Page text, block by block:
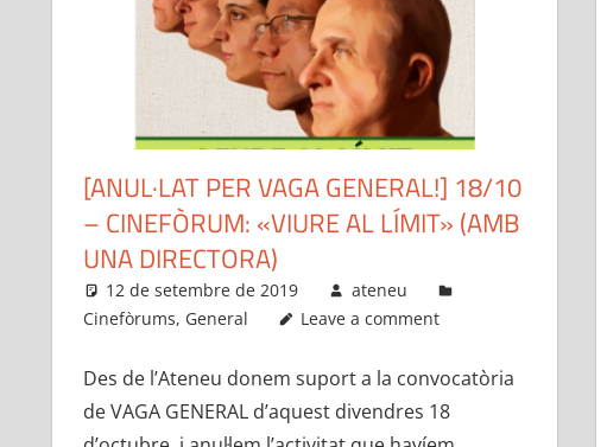
[ANUL·LAT PER VAGA GENERAL!] 18/10
– CINEFÒRUM: «VIURE AL LÍMIT» (AMB
UNA DIRECTORA)
12 de setembre de 2019
ateneu
Cinefòrums, General Leave a comment
Des de l’Ateneu donem suport a la convocatòria
de VAGA GENERAL d’aquest divendres 18